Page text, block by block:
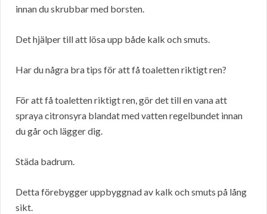
innan du skrubbar med borsten.
Det hjälper till att lösa upp både kalk och smuts.
Har du några bra tips för att få toaletten riktigt ren?
För att få toaletten riktigt ren, gör det till en vana att
spraya citronsyra blandat med vatten regelbundet innan
du går och lägger dig.
Städa badrum.
Detta förebygger uppbyggnad av kalk och smuts på lång
sikt.